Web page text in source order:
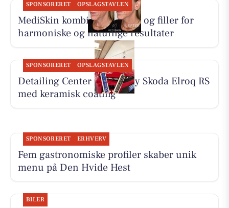
SPONSORERET OPSLAGSTAVLEN
MediSkin kombinerer botox og filler for
harmoniske og naturlige resultater
SPONSORERET OPSLAGSTAVLEN
Detailing Center klargør ny Skoda Elroq RS
med keramisk coating
SPONSORERET ERHVERV
Fem gastronomiske profiler skaber unik
menu på Den Hvide Hest
BILER